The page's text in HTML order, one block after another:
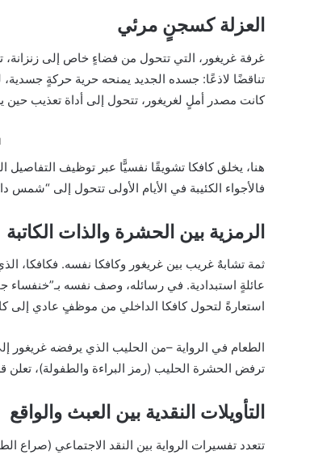
العزلة كسجنٍ مرئي
غرفة غريغور، التي تتحول من فضاءٍ خاص إلى
تناقضًا لاذعًا: جسده الجديد يمنحه حرية حركةٍ
كانت مصدر أملٍ لغريغور، تتحول إلى أداة تعذيب حين
هنا، يخلق كافكا تشويقًا نفسيًّا عبر توظيف
فالأجواء الكئيبة في الأيام الأولى تتحول إلى “شمس
الرمزية بين الحشرة والذات الكاتبة
ثمة تشابهٌ غريب بين غريغور وكافكا نفسه. فكافكا،
عائلةٍ استبدادية. في رسائله، وصف نفسه بـ”خنفساء
استعارةً لتحول كافكا الداخلي من موظفٍ عادي إلى
الطعام في الرواية –من الحليب الذي يرفضه غريغور
ترفض الحشرة الحليب (رمز البراءة والطفولة)، تعلن
التأويلات النقدية بين العبث والواقع
تتعدد تفسيرات الرواية بين النقد الاجتماعي (صراع